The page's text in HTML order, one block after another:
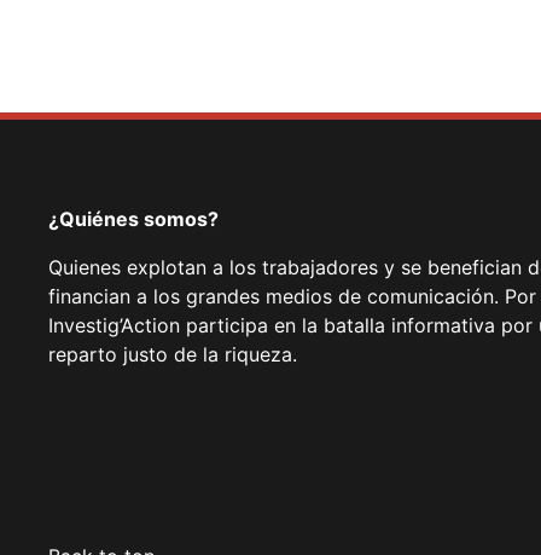
¿Quiénes somos?
Quienes explotan a los trabajadores y se benefician
financian a los grandes medios de comunicación.
Investig’Action participa en la batalla informativa por
reparto justo de la riqueza.